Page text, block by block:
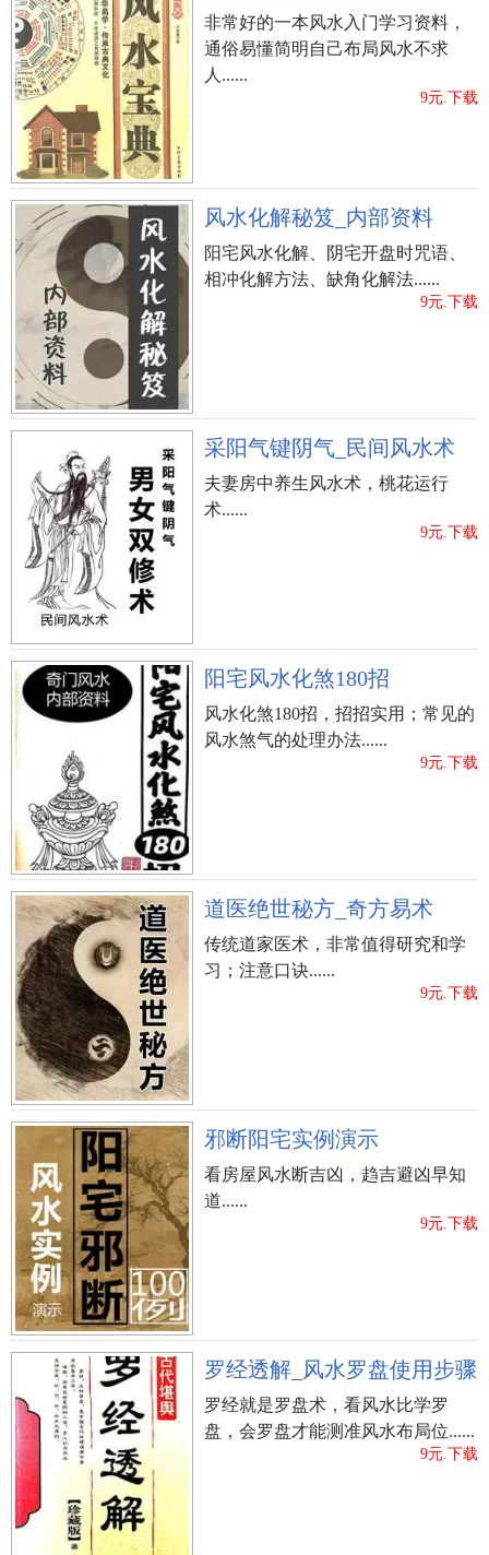
非常好的一本风水入门学习资料，
通俗易懂简明自己布局风水不求
人......
9元.下载
风水化解秘笈_内部资料
阳宅风水化解、阴宅开盘时咒语、
相冲化解方法、缺角化解法......
9元.下载
采阳气键阴气_民间风水术
夫妻房中养生风水术，桃花运行
术......
9元.下载
阳宅风水化煞180招
风水化煞180招，招招实用；常见的
风水煞气的处理办法......
9元.下载
道医绝世秘方_奇方易术
传统道家医术，非常值得研究和学
习；注意口诀......
9元.下载
邪断阳宅实例演示
看房屋风水断吉凶，趋吉避凶早知
道......
9元.下载
罗经透解_风水罗盘使用步骤
罗经就是罗盘术，看风水比学罗
盘，会罗盘才能测准风水布局位......
9元.下载